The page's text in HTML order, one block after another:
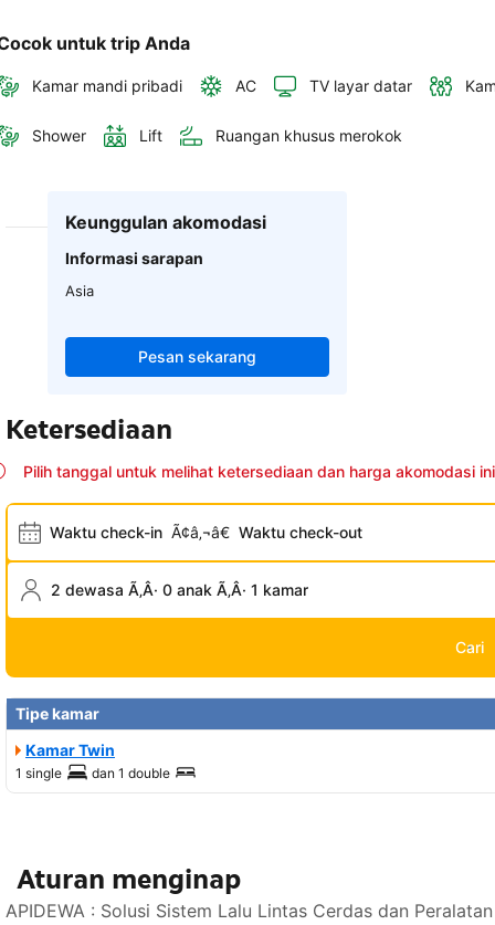
untuk trip Anda
Kamar mandi pribadi AC TV layar datar
Shower Lift Ruangan khusus merokok
Keunggulan akomodasi
Informasi sarapan
Asia
Pesan sekarang
Ketersediaan
Pilih tanggal untuk melihat ketersediaan dan harga akomodasi ini
Waktu check-in Ã¢â‚¬â€ Waktu check-out
2 dewasa Ã‚Â· 0 anak Ã‚Â· 1 kamar
Cari
Tipe kamar
Kamar Twin
1 single dan 1 double
Aturan menginap
APIDEWA : Solusi Sistem Lalu Lintas Cerdas dan